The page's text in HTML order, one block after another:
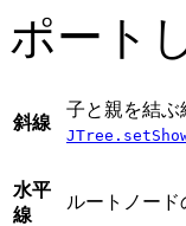
ポート
斜線
子と親を結ぶ
水平
線
ルートノー